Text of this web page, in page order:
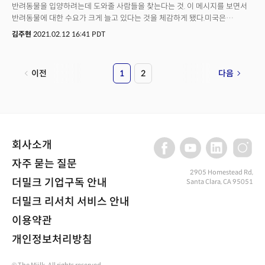
생활용품 리테일 기업 배드배스앤드비욘드(Bed Bath & Beyond)도
베스트바이와 같은 이유로 기존 매장 25%를 물류 창고로 전환했다.
반려동물을 입양하려는데 도와줄 사람들을 찾는다는 것. 이 메시지를 보면서
반려동물에 대한 수요가 크게 늘고 있다는 것을 체감하게 됐다.미국은
‘반려동물’의 국가라 해도 과언이 아닐 것이다. 이런 상황에서 코로나 팬데믹은
반려동물을 사랑하는 나라다. 실제 펫스컴(Pets.com)에 따르면 76%인
8490만 가구가 반려동물을 키우고 있는데, 그 중 53%인 634만 가구는
김주현 2021.02.12 16:41 PDT
이전 1 2 다음
회사소개
자주 묻는 질문
더밀크 기업구독 안내
더밀크 리서치 서비스 안내
이용약관
개인정보처리방침
2905 Homestead Rd,
Santa Clara, CA 95051